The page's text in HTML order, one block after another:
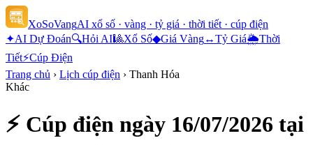
XoSoVangAI xổ số · vàng · tỷ giá · thời tiết · cúp điện
✦AI Dự Đoán🔍Hỏi AI🎱Xổ Số◆Giá Vàng↔Tỷ Giá🌦Thời
Tiết⚡Cúp Điện
Trang chủ › Lịch cúp điện › Thanh Hóa
Khác
⚡ Cúp điện ngày 16/07/2026 tại